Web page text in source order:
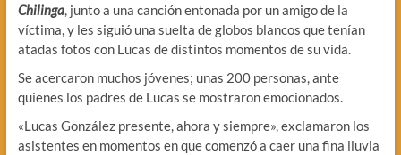
Chilinga, junto a una canción entonada por un amigo de la
víctima, y les siguió una suelta de globos blancos que tenían
atadas fotos con Lucas de distintos momentos de su vida.
Se acercaron muchos jóvenes; unas 200 personas, ante
quienes los padres de Lucas se mostraron emocionados.
«Lucas González presente, ahora y siempre», exclamaron los
asistentes en momentos en que comenzó a caer una fina lluvia